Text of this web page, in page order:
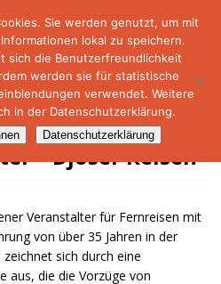
Reiseportal
– Djoser Reisen
Veranstalter für Fernreisen mit
von über 35 Jahren in der
sich durch eine
aus, die die Vorzüge von
Sie werden genutzt, um mit
lokal zu speichern.
sich die Benutzerfreundlichkeit
werden sie für statistische
verwendet. Weitere
in der Datenschutzerklärung.
Datenschutzerklärung